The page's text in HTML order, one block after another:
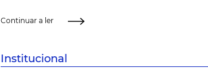
Continuar a ler
Institucional